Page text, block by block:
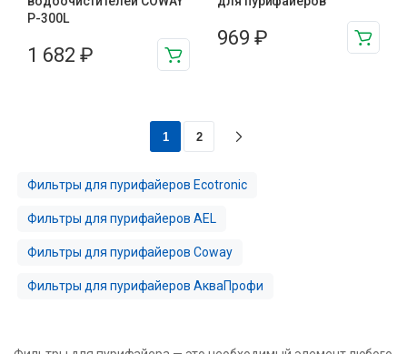
P-300L
1 682 ₽
969 ₽
1 2
Фильтры для пурифайеров Ecotronic
Фильтры для пурифайеров AEL
Фильтры для пурифайеров Coway
Фильтры для пурифайеров АкваПрофи